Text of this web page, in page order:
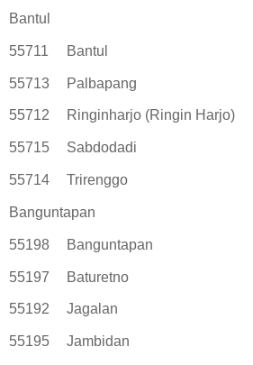
Bantul
55711 Bantul
55713 Palbapang
55712 Ringinharjo (Ringin Harjo)
55715 Sabdodadi
55714 Trirenggo
Banguntapan
55198 Banguntapan
55197 Baturetno
55192 Jagalan
55195 Jambidan